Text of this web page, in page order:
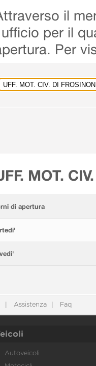
il
per il
Per
MOT.
di apertura
Assistenza Faq
Autoveicoli